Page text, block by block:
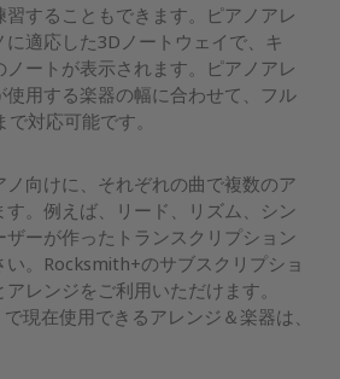
することもできます。ピアノアレ
適応した3Dノートウェイで、キ
ートが表示されます。ピアノアレ
用する楽器の幅に合わせて、フル
対応可能です。
向けに、それぞれの曲で複数のア
。例えば、リード、リズム、シン
ーが作ったトランスクリプション
。Rocksmith+のサブスクリプショ
レンジをご利用いただけます。
現在使用できるアレンジ＆楽器は、